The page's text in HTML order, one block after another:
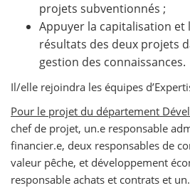
projets subventionnés ;
Appuyer la capitalisation et
résultats des deux projets
gestion des connaissances.
Il/elle rejoindra les équipes
Pour le projet du département
chef de projet, un.e responsable
financier.e, deux responsables de
valeur pêche, et développement
responsable achats et contrats et